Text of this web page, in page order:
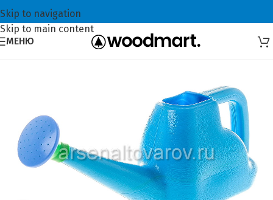
Skip to navigation
Skip to main content
МЕНЮ